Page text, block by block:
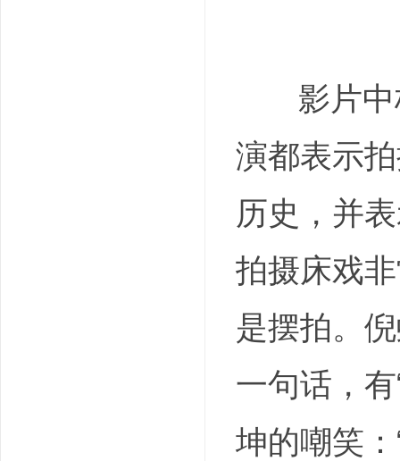
影片中
演都表示
历史，并
拍摄床戏
是摆拍。
一句话，
坤的嘲笑